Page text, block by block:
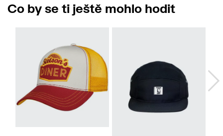
Co by se ti ještě mohlo hodit